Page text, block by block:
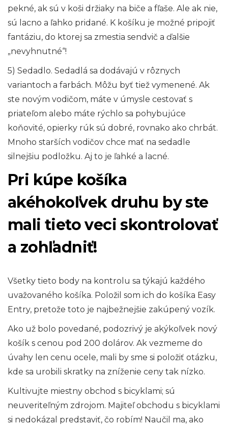
pekné, ak sú v koši držiaky na biče a fľaše. Ale ak nie,
sú lacno a ľahko pridané. K košíku je možné pripojiť
fantáziu, do ktorej sa zmestia sendvič a ďalšie
„nevyhnutné“!
5) Sedadlo. Sedadlá sa dodávajú v rôznych
variantoch a farbách. Môžu byť tiež vymenené. Ak
ste novým vodičom, máte v úmysle cestovať s
priateľom alebo máte rýchlo sa pohybujúce
koňovité, opierky rúk sú dobré, rovnako ako chrbát.
Mnoho starších vodičov chce mať na sedadle
silnejšiu podložku. Aj to je ľahké a lacné.
Pri kúpe košíka
akéhokoľvek druhu by ste
mali tieto veci skontrolovať
a zohľadniť!
Všetky tieto body na kontrolu sa týkajú každého
uvažovaného košíka. Položil som ich do košíka Easy
Entry, pretože toto je najbežnejšie zakúpený vozík.
Ako už bolo povedané, podozrivý je akýkoľvek nový
košík s cenou pod 200 dolárov. Ak vezmeme do
úvahy len cenu ocele, mali by sme si položiť otázku,
kde sa urobili skratky na zníženie ceny tak nízko.
Kultivujte miestny obchod s bicyklami; sú
neuveriteľným zdrojom. Majiteľ obchodu s bicyklami
si nedokázal predstaviť, čo robím! Naučil ma, ako